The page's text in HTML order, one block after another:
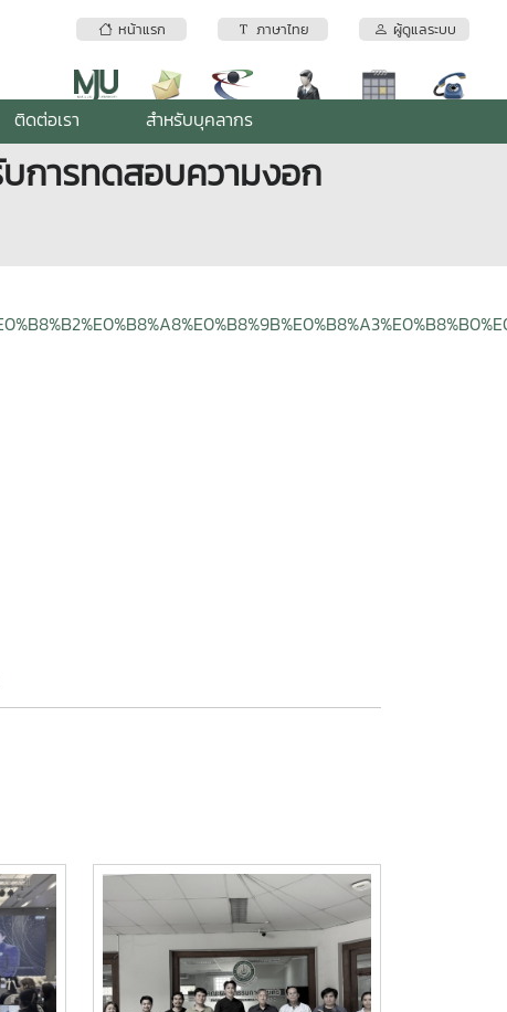
หน้าแรก ภาษาไทย ผู้ดูแลระบบ
ติดต่อเรา สำหรับบุคลากร
การทดสอบความงอก